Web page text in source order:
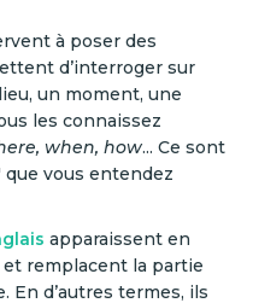
à poser des
d’interroger sur
un moment, une
les connaissez
when, how... Ce sont
vous entendez
apparaissent en
remplacent la partie
En d’autres termes, ils